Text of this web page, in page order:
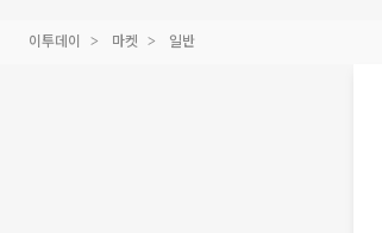
이투데이 마켓 일반